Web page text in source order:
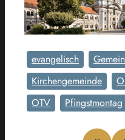
evangelisch
Kirchengemeinde
OTV
Pfingstmontag